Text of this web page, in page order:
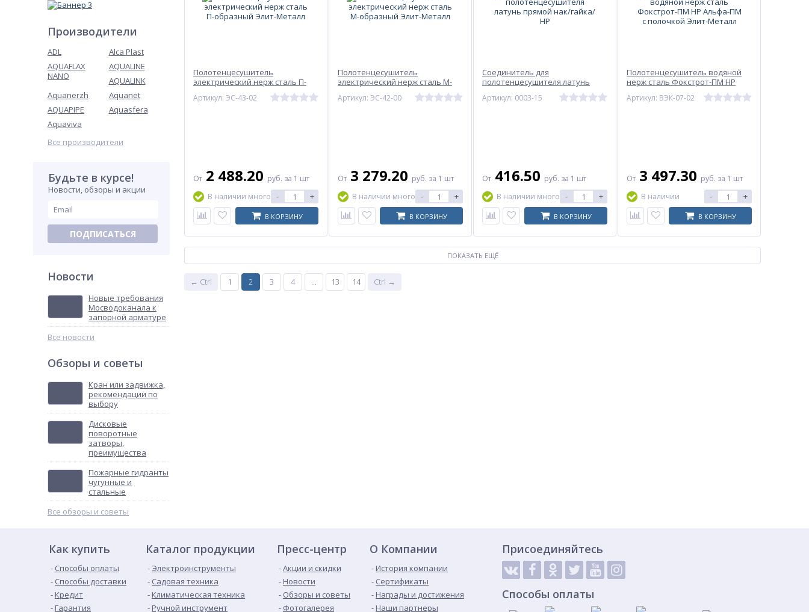
Производители
ADL
Alca Plast
AQUAFLAX
NANO
AQUALINE
AQUALINK
Aquanerzh
Aquanet
AQUAPIPE
Aquasfera
Aquaviva
Все производители
Будьте в курсе!
Новости, обзоры и акции
ПОДПИСАТЬСЯ
Новости
Новые требования
Мосводоканала к
запорной арматуре
Все новости
Обзоры и советы
Кран или задвижка,
рекомендации по
выбору
Дисковые
поворотные
затворы,
преимущества
Пожарные гидранты
чугунные и
стальные
Все обзоры и советы
Полотенцесушитель
электрический нерж сталь П-
образный Элит-Металл
Артикул: ЭС-43-02
От 2 488.20 руб. за 1 шт
В наличии много - +
В КОРЗИНУ
Полотенцесушитель
электрический нерж сталь М-
образный Элит-Металл
Артикул: ЭС-42-00
От 3 279.20 руб. за 1 шт
В наличии много - +
В КОРЗИНУ
Соединитель для
полотенцесушителя латунь
прямой нак/гайка/НР
Артикул: 0003-15
От 416.50 руб. за 1 шт
В наличии много - +
В КОРЗИНУ
Полотенцесушитель водяной
нерж сталь Фокстрот-ПМ НР
Альфа-ПМ с полочкой Элит-
Металл
Артикул: ВЭК-07-02
От 3 497.30 руб. за 1 шт
В наличии
- +
В КОРЗИНУ
ПОКАЗАТЬ ЕЩЁ
← Ctrl 1 2 3 4 ... 13 14 Ctrl →
Как купить
Способы оплаты
Способы доставки
Кредит
Гарантия
Каталог продукции
Электроинструменты
Садовая техника
Климатическая техника
Ручной инструмент
Пресс-центр
Акции и скидки
Новости
Обзоры и советы
Фотогалерея
О Компании
История компании
Сертификаты
Награды и достижения
Наши партнеры
Присоединяйтесь
Способы оплаты